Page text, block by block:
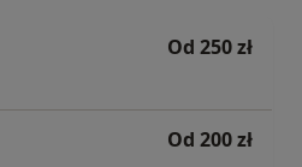
Od 250 zł
Od 200 zł